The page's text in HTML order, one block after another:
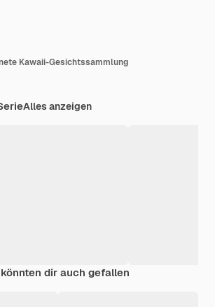
Kawaii-Gesichtssammlung
Alles anzeigen
dir auch gefallen